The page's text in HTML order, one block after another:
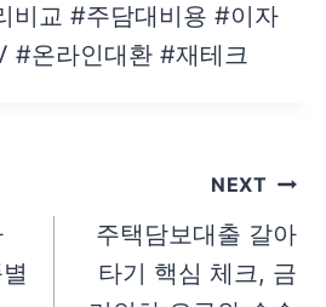
비교 #주담대비용 #이자
#온라인대환 #재테크
NEXT
주택담보대출 갈아
타기 핵심 체크, 금